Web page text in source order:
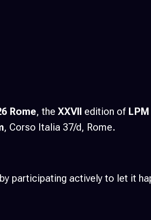
Rome, the XXVII edition of
, Corso Italia 37/d, Rome.
participating actively to let it